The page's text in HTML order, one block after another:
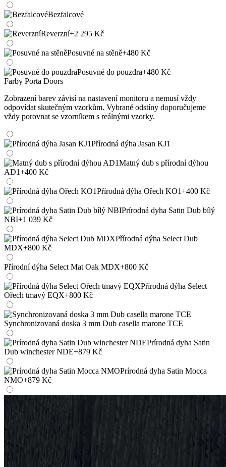
Bezfalcové
Reverzní+2 295 Kč
Posuvné na stěně+480 Kč
Posuvné do pouzdra+480 Kč
Farby Porta Doors
Zobrazení barev závisí na nastavení monitoru a nemusí vždy
odpovídat skutečným vzorkům. Vybrané odstíny doporučujeme
vždy porovnat se vzorníkem s reálnými vzorky.
Přírodná dýha Jasan KJ1
Matný dub s přírodní dýhou
AD1+400 Kč
Přírodná dýha Ořech KO1+400 Kč
Prírodná dyha Satin Dub bílý
NBI+1 039 Kč
Přírodná dýha Select Dub
MDX+800 Kč
Přírodní dýha Select Mat Oak MDX+800 Kč
Přírodná dýha Select
Ořech tmavý EQX+800 Kč
Synchronizovaná doska 3 mm Dub casella marone TCE
Prírodná dyha Satin
Dub winchester NDE+879 Kč
Prírodná dyha Satin Mocca
NMO+879 Kč